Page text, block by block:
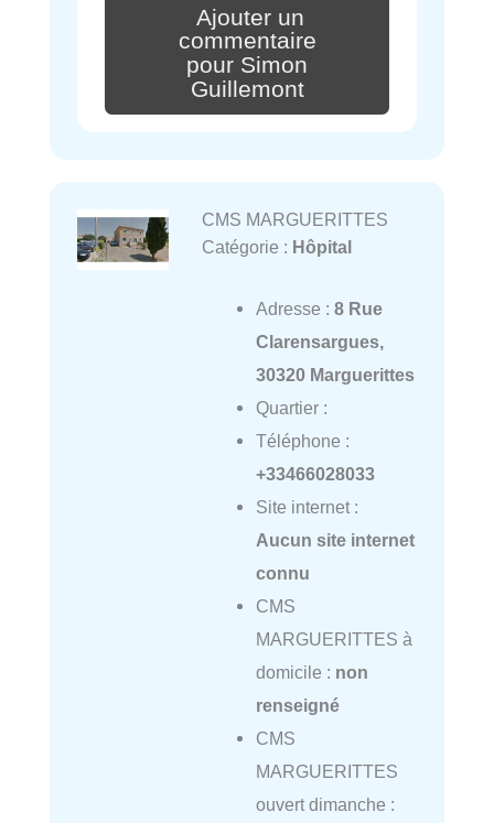
Ajouter un
commentaire
pour Simon
Guillemont
CMS MARGUERITTES
Catégorie : Hôpital
Adresse : 8 Rue
Clarensargues,
30320 Marguerittes
Quartier :
Téléphone :
+33466028033
Site internet :
Aucun site internet
connu
CMS
MARGUERITTES à
domicile : non
renseigné
CMS
MARGUERITTES
ouvert dimanche :